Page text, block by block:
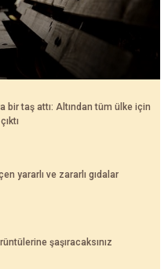
bir taş attı: Altından tüm ülke için
yararlı ve zararlı gıdalar
şaşıracaksınız